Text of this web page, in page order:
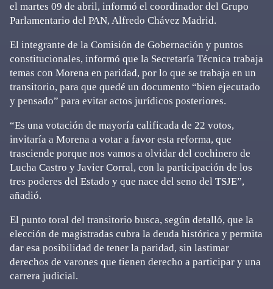
el martes 09 de abril, informó el coordinador del Grupo
Parlamentario del PAN, Alfredo Chávez Madrid.
El integrante de la Comisión de Gobernación y puntos
constitucionales, informó que la Secretaría Técnica trabaja
temas con Morena en paridad, por lo que se trabaja en un
transitorio, para que quedé un documento “bien ejecutado
y pensado” para evitar actos jurídicos posteriores.
“Es una votación de mayoría calificada de 22 votos,
invitaría a Morena a votar a favor esta reforma, que
trasciende porque nos vamos a olvidar del cochinero de
Lucha Castro y Javier Corral, con la participación de los
tres poderes del Estado y que nace del seno del TSJE”,
añadió.
El punto toral del transitorio busca, según detalló, que la
elección de magistradas cubra la deuda histórica y permita
dar esa posibilidad de tener la paridad, sin lastimar
derechos de varones que tienen derecho a participar y una
carrera judicial.